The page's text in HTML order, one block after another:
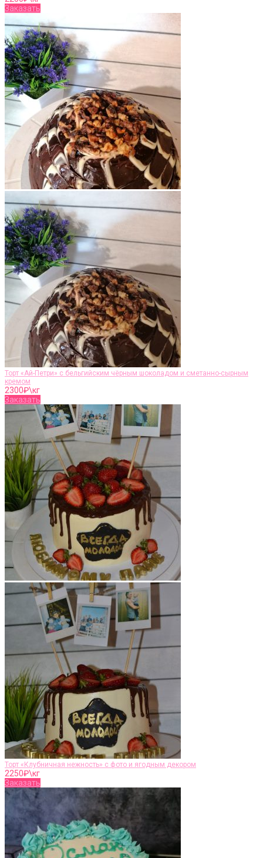
Заказать
Торт «Ай-Петри» с бельгийским чёрным шоколадом и сметанно-сырным
кремом
2300₽\кг
Заказать
Торт «Клубничная нежность» с фото и ягодным декором
2250₽\кг
Заказать